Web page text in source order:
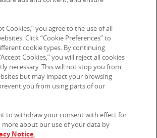
Kontakta oss
ensamrätt.
Cookies,” you agree to the use of all
Click “Cookie Preferences” to
cookie types. By continuing
Cookies,” you will reject all cookies
necessary. This will not stop you from
but may impact your browsing
you from using parts of our
to withdraw your consent with effect for
about our use of your data by
Notice.